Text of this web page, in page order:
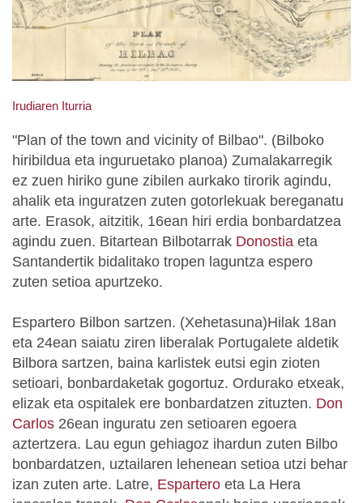
Irudiaren Iturria
"Plan of the town and vicinity of Bilbao". (Bilboko
hiribildua eta inguruetako planoa) Zumalakarregik
ez zuen hiriko gune zibilen aurkako tirorik agindu,
ahalik eta inguratzen zuten gotorlekuak bereganatu
arte. Erasok, aitzitik, 16ean hiri erdia bonbardatzea
agindu zuen. Bitartean Bilbotarrak Donostia eta
Santandertik bidalitako tropen laguntza espero
zuten setioa apurtzeko.
Espartero Bilbon sartzen. (Xehetasuna)Hilak 18an
eta 24ean saiatu ziren liberalak Portugalete aldetik
Bilbora sartzen, baina karlistek eutsi egin zioten
setioari, bonbardaketak gogortuz. Ordurako etxeak,
elizak eta ospitalek ere bonbardatzen zituzten. Don
Carlos 26ean inguratu zen setioaren egoera
aztertzera. Lau egun gehiagoz ihardun zuten Bilbo
bonbardatzen, uztailaren lehenean setioa utzi behar
izan zuten arte. Latre, Espartero eta La Hera